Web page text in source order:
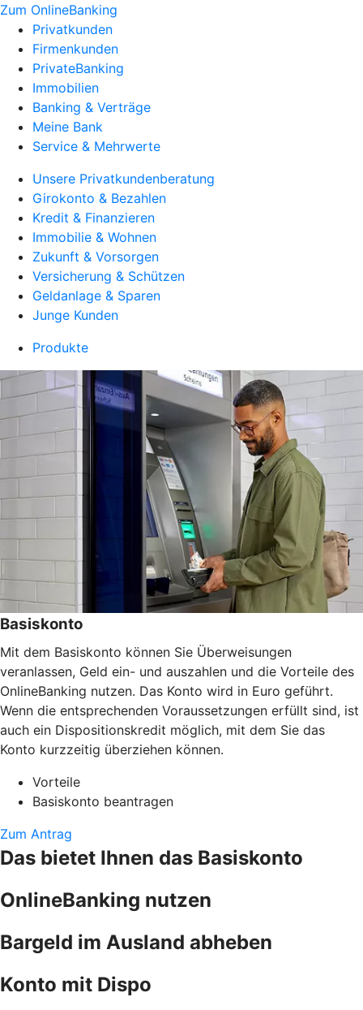
Zum OnlineBanking
Privatkunden
Firmenkunden
PrivateBanking
Immobilien
Banking & Verträge
Meine Bank
Service & Mehrwerte
Unsere Privatkundenberatung
Girokonto & Bezahlen
Kredit & Finanzieren
Immobilie & Wohnen
Zukunft & Vorsorgen
Versicherung & Schützen
Geldanlage & Sparen
Junge Kunden
Produkte
Basiskonto
Mit dem Basiskonto können Sie Überweisungen
veranlassen, Geld ein- und auszahlen und die Vorteile des
OnlineBanking nutzen. Das Konto wird in Euro geführt.
Wenn die entsprechenden Voraussetzungen erfüllt sind, ist
auch ein Dispositionskredit möglich, mit dem Sie das
Konto kurzzeitig überziehen können.
Vorteile
Basiskonto beantragen
Zum Antrag
Das bietet Ihnen das Basiskonto
OnlineBanking nutzen
Bargeld im Ausland abheben
Konto mit Dispo